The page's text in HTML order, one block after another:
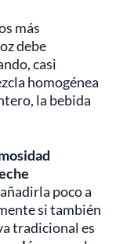
más
debe
casi
homogénea
la bebida
poco a
si también
tradicional es